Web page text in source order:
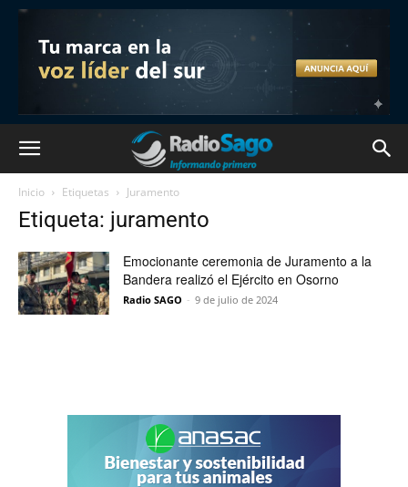
Inicio Etiquetas Juramento
Etiqueta: juramento
Emocionante ceremonia de Juramento a la
Bandera realizó el Ejército en Osorno
Radio SAGO - 9 de julio de 2024